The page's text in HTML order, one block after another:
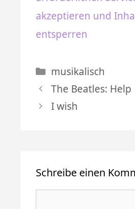
akzeptieren und
entsperren
Kategorien
musikalisch
The Beatles: Help
I wish
Schreibe einen